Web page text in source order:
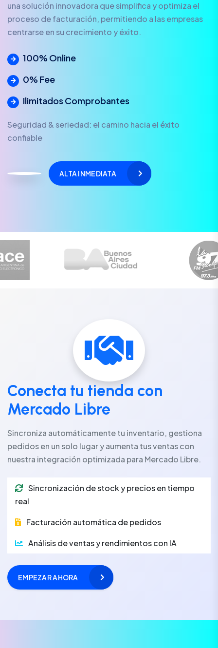
una solución innovadora que simplifica y optimiza el
proceso de facturación, permitiendo a las empresas
centrarse en su crecimiento y éxito.
100% Online
0% Fee
Ilimitados Comprobantes
Seguridad & seriedad: el camino hacia el éxito
confiable
ALTA INMEDIATA
Conecta tu tienda con
Mercado Libre
Sincroniza automáticamente tu inventario, gestiona
pedidos en un solo lugar y aumenta tus ventas con
nuestra integración optimizada para Mercado Libre.
Sincronización de stock y precios en tiempo
real
Facturación automática de pedidos
Análisis de ventas y rendimientos con IA
EMPEZAR AHORA